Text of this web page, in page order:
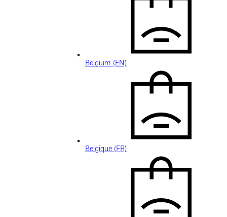
Belgium (EN)
Belgique (FR)